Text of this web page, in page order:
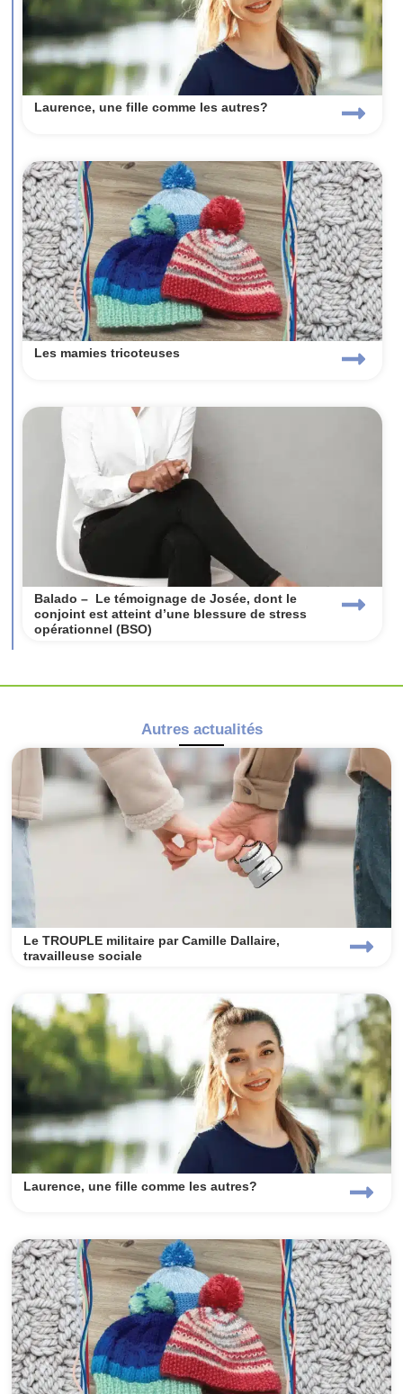
Laurence, une fille comme les autres?
Les mamies tricoteuses
Balado – Le témoignage de Josée, dont le
conjoint est atteint d’une blessure de stress
opérationnel (BSO)
Autres actualités
Le TROUPLE militaire par Camille Dallaire,
travailleuse sociale
Laurence, une fille comme les autres?